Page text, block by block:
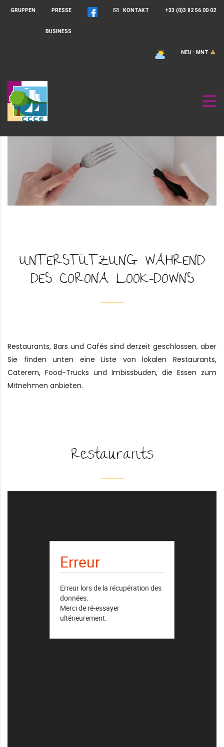
+33 (0)3 82 56 00 02
KONTAKT
PRESSE
GRUPPEN
BUSINESS
NEU : MNT
UNTERSTÜTZUNG WÄHREND
DES CORONA LOOK-DOWNS
Restaurants, Bars und Cafés sind derzeit geschlossen, aber
Sie finden unten eine Liste von lokalen Restaurants,
Caterern, Food-Trucks und Imbissbuden, die Essen zum
Mitnehmen anbieten.
Restaurants